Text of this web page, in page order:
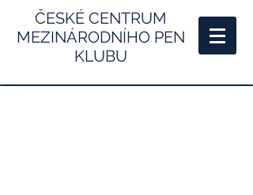
ČESKÉ CENTRUM
MEZINÁRODNÍHO PEN
KLUBU